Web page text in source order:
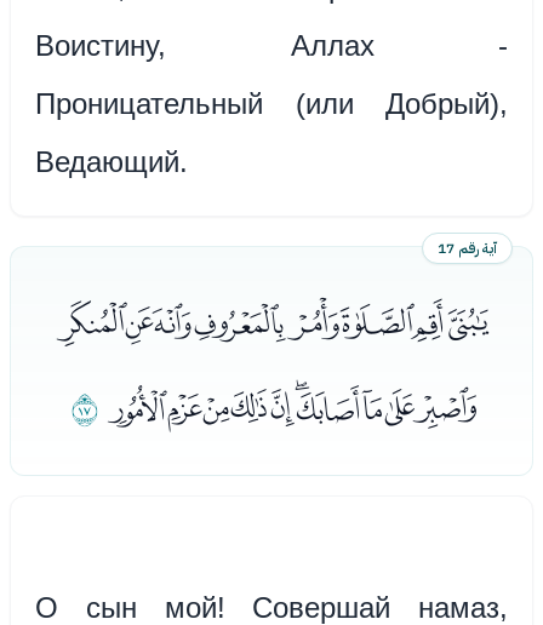
Воистину, Аллах -
Проницательный (или Добрый),
Ведающий.
آية رقم 17
ﯤﯥﯦﯧﯨﯩﯪﯫ
ﯬﯭﯮﯯﯰﯱﯲﯳﯴﯵﯶ
О сын мой! Совершай намаз,